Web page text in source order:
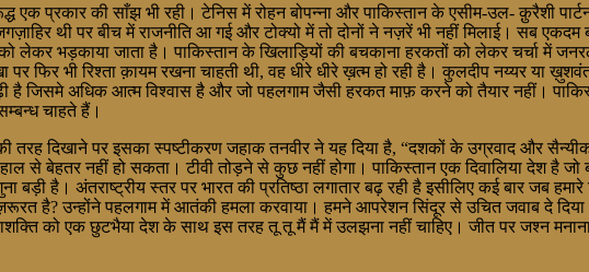
एक प्रकार की साँझ भी रही। टेनिस में रोहन बोपन्ना और पाकिस्तान के एसीम-उल- क़ुरैशी
थी पर बीच में राजनीति आ गई और टोक्यो में तो दोनों ने नज़रें भी नहीं मिलाई। सब एकदम
लेकर भड़काया जाता है। पाकिस्तान के खिलाड़ियों की बचकाना हरकतों को लेकर चर्चा में
फिर भी रिश्ता क़ायम रखना चाहती थी, वह धीरे धीरे ख़त्म हो रही है। कुलदीप नय्यर या
है जिसमे अधिक आत्म विश्वास है और जो पहलगाम जैसी हरकत माफ़ करने को तैयार नहीं।
चाहते हैं।
तरह दिखाने पर इसका स्पष्टीकरण जहाक तनवीर ने यह दिया है, “दशकों के उग्रवाद और
से बेहतर नहीं हो सकता। टीवी तोड़ने से कुछ नहीं होगा। पाकिस्तान एक दिवालिया देश है
है। अंतराष्ट्रीय स्तर पर भारत की प्रतिष्ठा लगातार बढ़ रही है इसीलिए कई बार जब
है? उन्होंने पहलगाम में आतंकी हमला करवाया। हमने आपरेशन सिंदूर से उचित जवाब दे
को एक छुटभैया देश के साथ इस तरह तू तू मैं मैं में उलझना नहीं चाहिए। जीत पर जश्न